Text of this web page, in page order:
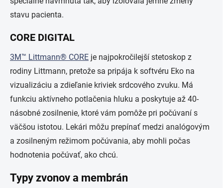
stavu pacienta.
CORE DIGITAL
3M™ Littmann® CORE je najpokročilejší stetoskop z
rodiny Littmann, pretože sa pripája k softvéru Eko na
vizualizáciu a zdieľanie kriviek srdcového zvuku. Má
funkciu aktívneho potlačenia hluku a poskytuje až 40-
násobné zosilnenie, ktoré vám pomôže pri počúvaní s
väčšou istotou. Lekári môžu prepínať medzi analógovým
a zosilneným režimom počúvania, aby mohli počas
hodnotenia počúvať, ako chcú.
Typy zvonov a membrán